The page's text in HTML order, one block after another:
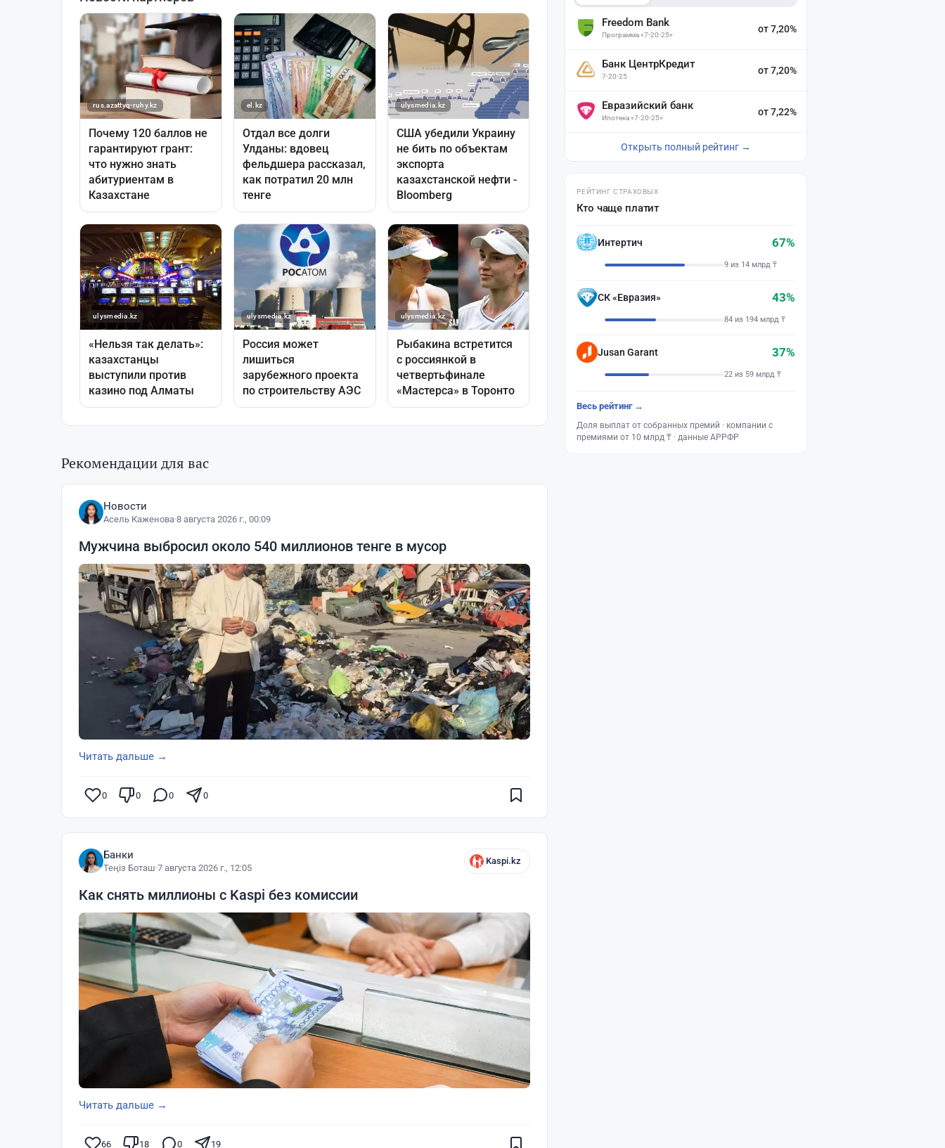
Рекомендации для вас
Новости
Асель Каженова·8 августа 2026 г., 00:09
Мужчина выбросил около 540 миллионов тенге в мусор
Читать дальше →
0 0 0 0
Банки
Теңіз Боташ·7 августа 2026 г., 12:05
Kaspi.kz
Как снять миллионы с Kaspi без комиссии
Читать дальше →
66 18 0 19
Freedom Bank
Программа «7-20-25»
от 7,20%
Банк ЦентрКредит
7-20-25
от 7,20%
Евразийский банк
Ипотека «7-20-25»
от 7,22%
Открыть полный рейтинг →
РЕЙТИНГ СТРАХОВЫХ
Кто чаще платит
Интертич 67%
9 из 14 млрд ₸
СК «Евразия» 43%
84 из 194 млрд ₸
Jusan Garant 37%
22 из 59 млрд ₸
Весь рейтинг →
Доля выплат от собранных премий · компании с
премиями от 10 млрд ₸ · данные АРРФР